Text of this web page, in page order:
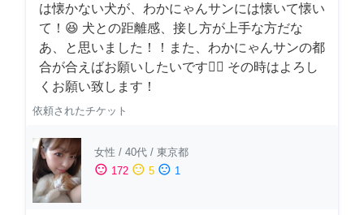
は懐かない犬が、わかにゃんサンには懐いて懐い
て！😆 犬との距離感、接し方が上手な方だな
あ、と思いました！！また、わかにゃんサンの都
合が合えばお願いしたいです🙇‍♂️ その時はよろし
くお願い致します！
依頼されたチケット
女性 / 40代 / 東京都
sentiment_satisfied 172 sentiment_neutral 5 sentiment_dissatisfied 1